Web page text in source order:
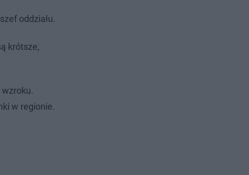
oddziału.
krótsze,
w regionie.